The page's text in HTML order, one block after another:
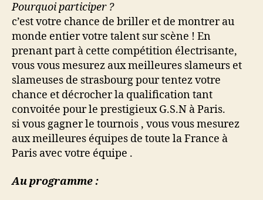
Pourquoi participer ?
c’est votre chance de briller et de montrer au
monde entier votre talent sur scène ! En
prenant part à cette compétition électrisante,
vous vous mesurez aux meilleures slameurs et
slameuses de strasbourg pour tentez votre
chance et décrocher la qualification tant
convoitée pour le prestigieux G.S.N à Paris.
si vous gagner le tournois , vous vous mesurez
aux meilleures équipes de toute la France à
Paris avec votre équipe .
Au programme :